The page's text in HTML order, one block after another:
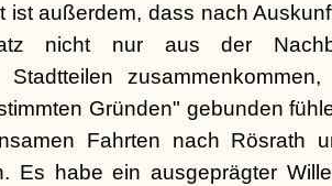
ist außerdem, dass nach
nicht nur aus der
Stadtteilen
Gründen" gebunden
Fahrten nach Rösrath
Es habe ein ausgeprägter